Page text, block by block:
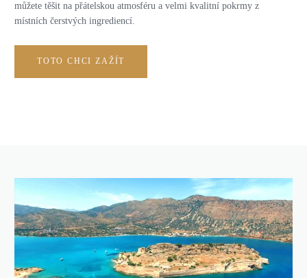
můžete těšit na přátelskou atmosféru a velmi kvalitní pokrmy z
místních čerstvých ingrediencí.
TOTO CHCI ZAŽÍT